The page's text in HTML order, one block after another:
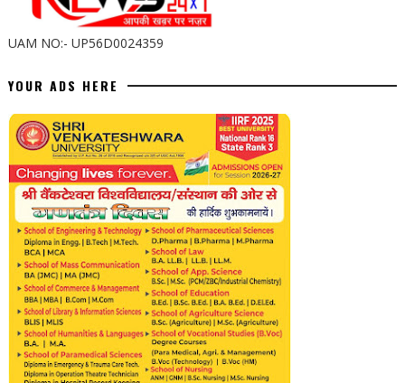
UAM NO:- UP56D0024359
YOUR ADS HERE